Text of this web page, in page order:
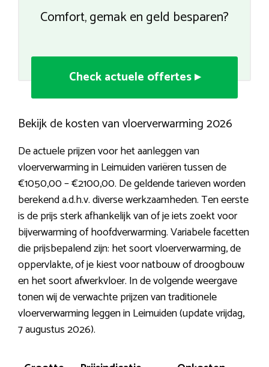
Comfort, gemak en geld besparen?
Check actuele offertes ▸
Bekijk de kosten van vloerverwarming 2026
De actuele prijzen voor het aanleggen van
vloerverwarming in Leimuiden variëren tussen de
€1050,00 – €2100,00. De geldende tarieven worden
berekend a.d.h.v. diverse werkzaamheden. Ten eerste
is de prijs sterk afhankelijk van of je iets zoekt voor
bijverwarming of hoofdverwarming. Variabele facetten
die prijsbepalend zijn: het soort vloerverwarming, de
oppervlakte, of je kiest voor natbouw of droogbouw
en het soort afwerkvloer. In de volgende weergave
tonen wij de verwachte prijzen van traditionele
vloerverwarming leggen in Leimuiden (update vrijdag,
7 augustus 2026).